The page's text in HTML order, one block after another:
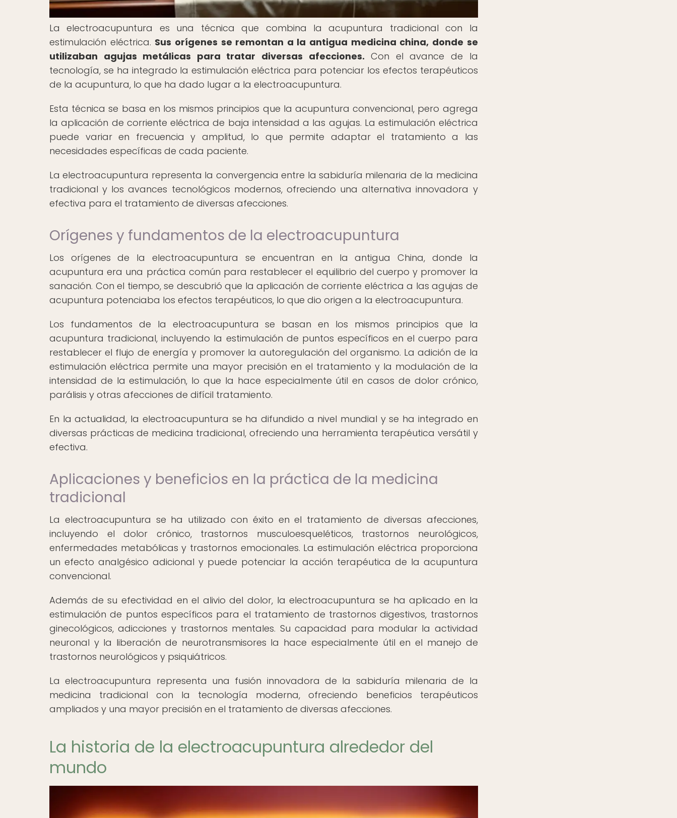
La electroacupuntura es una técnica que combina la acupuntura tradicional con la
estimulación eléctrica. Sus orígenes se remontan a la antigua medicina china, donde se
utilizaban agujas metálicas para tratar diversas afecciones. Con el avance de la
tecnología, se ha integrado la estimulación eléctrica para potenciar los efectos terapéuticos
de la acupuntura, lo que ha dado lugar a la electroacupuntura.
Esta técnica se basa en los mismos principios que la acupuntura convencional, pero agrega
la aplicación de corriente eléctrica de baja intensidad a las agujas. La estimulación eléctrica
puede variar en frecuencia y amplitud, lo que permite adaptar el tratamiento a las
necesidades específicas de cada paciente.
La electroacupuntura representa la convergencia entre la sabiduría milenaria de la medicina
tradicional y los avances tecnológicos modernos, ofreciendo una alternativa innovadora y
efectiva para el tratamiento de diversas afecciones.
Orígenes y fundamentos de la electroacupuntura
Los orígenes de la electroacupuntura se encuentran en la antigua China, donde la
acupuntura era una práctica común para restablecer el equilibrio del cuerpo y promover la
sanación. Con el tiempo, se descubrió que la aplicación de corriente eléctrica a las agujas de
acupuntura potenciaba los efectos terapéuticos, lo que dio origen a la electroacupuntura.
Los fundamentos de la electroacupuntura se basan en los mismos principios que la
acupuntura tradicional, incluyendo la estimulación de puntos específicos en el cuerpo para
restablecer el flujo de energía y promover la autoregulación del organismo. La adición de la
estimulación eléctrica permite una mayor precisión en el tratamiento y la modulación de la
intensidad de la estimulación, lo que la hace especialmente útil en casos de dolor crónico,
parálisis y otras afecciones de difícil tratamiento.
En la actualidad, la electroacupuntura se ha difundido a nivel mundial y se ha integrado en
diversas prácticas de medicina tradicional, ofreciendo una herramienta terapéutica versátil y
efectiva.
Aplicaciones y beneficios en la práctica de la medicina
tradicional
La electroacupuntura se ha utilizado con éxito en el tratamiento de diversas afecciones,
incluyendo el dolor crónico, trastornos musculoesqueléticos, trastornos neurológicos,
enfermedades metabólicas y trastornos emocionales. La estimulación eléctrica proporciona
un efecto analgésico adicional y puede potenciar la acción terapéutica de la acupuntura
convencional.
Además de su efectividad en el alivio del dolor, la electroacupuntura se ha aplicado en la
estimulación de puntos específicos para el tratamiento de trastornos digestivos, trastornos
ginecológicos, adicciones y trastornos mentales. Su capacidad para modular la actividad
neuronal y la liberación de neurotransmisores la hace especialmente útil en el manejo de
trastornos neurológicos y psiquiátricos.
La electroacupuntura representa una fusión innovadora de la sabiduría milenaria de la
medicina tradicional con la tecnología moderna, ofreciendo beneficios terapéuticos
ampliados y una mayor precisión en el tratamiento de diversas afecciones.
La historia de la electroacupuntura alrededor del
mundo